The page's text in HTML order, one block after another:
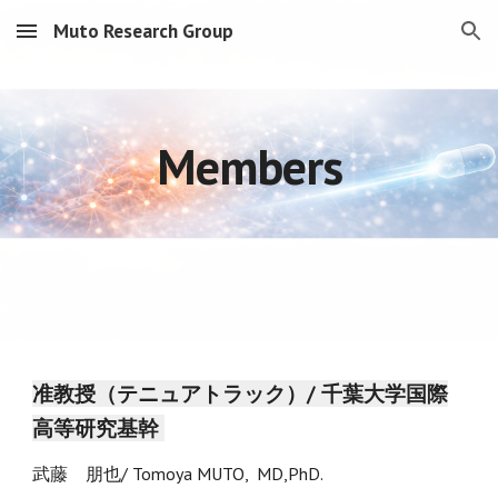
Skip to main content Skip to navigation
Muto Research Group
Members
准教授（テニュアトラック）/ 千葉大学国際
高等研究基幹
武藤 朋也/ Tomoya MUTO, MD,PhD.